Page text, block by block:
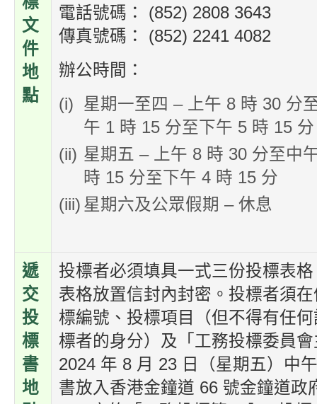
文
件
地
點
電話號碼： (852) 2808 3643
傳真號碼： (852) 2241 4082
辦公時間：
星期一至四 – 上午 8 時 30 分
午 1 時 15 分至下午 5 時 15 分
星期五 – 上午 8 時 30 分至中
時 15 分至下午 4 時 15 分
星期六及公眾假期 – 休息
遞
交
投
標
書
地
投標者必須填具一式三份投標表
表格放置信封內封密。投標者須
標編號、投標項目（但不得有任
標者的身分）及「工務投標委員
2024 年 8 月 23 日（星期五）中
書放入香港金鐘道 66 號金鐘道政